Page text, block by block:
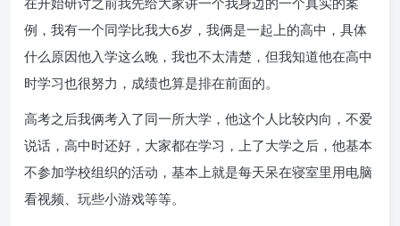
例，我有一个同学比我大6岁，我俩是一起上的高中，具体
什么原因他入学这么晚，我也不太清楚，但我知道他在高中
时学习也很努力，成绩也算是排在前面的。
高考之后我俩考入了同一所大学，他这个人比较内向，不爱
说话，高中时还好，大家都在学习，上了大学之后，他基本
不参加学校组织的活动，基本上就是每天呆在寝室里用电脑
看视频、玩些小游戏等等。